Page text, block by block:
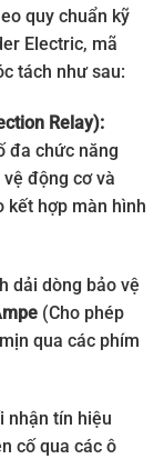
quy chuẩn kỹ
Electric, mã
tách như sau:
Relay):
đa chức năng
động cơ và
kết hợp màn hình
dải dòng bảo vệ
(Cho phép
qua các phím
nhận tín hiệu
cố qua các ô